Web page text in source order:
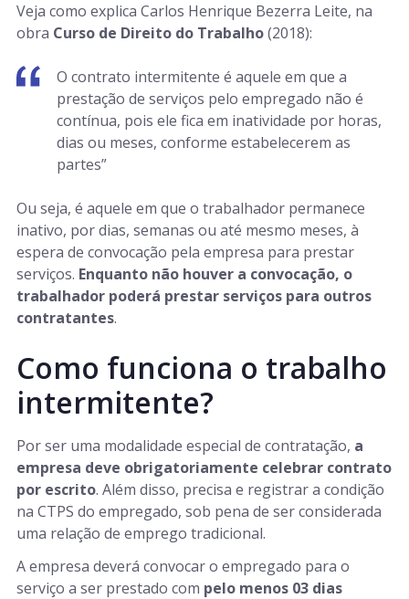
Veja como explica Carlos Henrique Bezerra Leite, na
obra Curso de Direito do Trabalho(2018):
O contrato intermitente é aquele em que a
prestação de serviços pelo empregado não é
contínua, pois ele fica em inatividade por horas,
dias ou meses, conforme estabelecerem as
partes”
Ou seja, é aquele em que o trabalhador permanece
inativo, por dias, semanas ou até mesmo meses, à
espera de convocação pela empresa para prestar
serviços. Enquanto não houver a convocação, o
trabalhador poderá prestar serviços para outros
contratantes.
Como funciona o trabalho
intermitente?
Por ser uma modalidade especial de contratação, a
empresa deve obrigatoriamente celebrar contrato
por escrito. Além disso, precisa e registrar a condição
na CTPS do empregado, sob pena de ser considerada
uma relação de emprego tradicional.
A empresa deverá convocar o empregado para o
serviço a ser prestado com pelo menos 03 dias